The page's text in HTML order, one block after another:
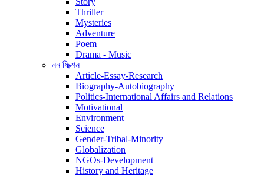
Thriller
Mysteries
Adventure
Poem
Drama - Music
নন ফিক্শন
Article-Essay-Research
Biography-Autobiography
Politics-International Affairs and Relations
Motivational
Environment
Science
Gender-Tribal-Minority
Globalization
NGOs-Development
History and Heritage